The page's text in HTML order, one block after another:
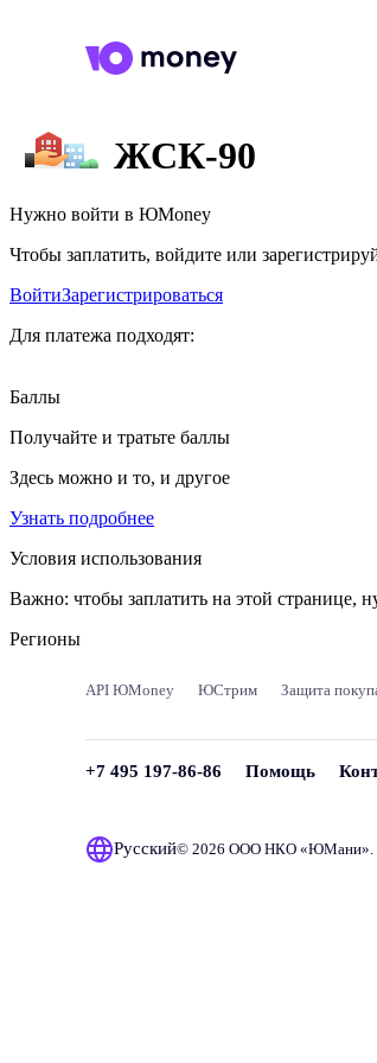
ЖСК-90
Нужно войти в ЮMoney
Чтобы заплатить, войдите или
ВойтиЗарегистрироваться
Для платежа подходят:
Баллы
Получайте и тратьте баллы
Здесь можно и то, и другое
Узнать подробнее
Условия использования
Важно: чтобы заплатить на этой
Регионы
API ЮMoney ЮСтрим Защита
+7 495 197-86-86 Помощь
Русский© 2026 ООО НКО «ЮМани».